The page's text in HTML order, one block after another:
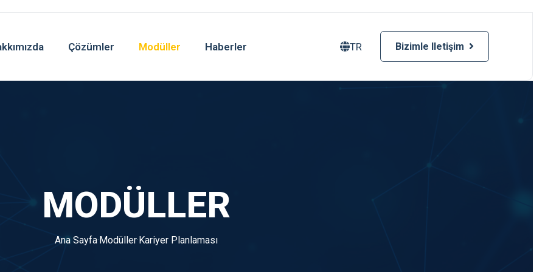
Çözümler Modüller Haberler TR Bizimle Iletişim
MODÜLLER
Ana Sayfa·Modüller·Kariyer Planlaması